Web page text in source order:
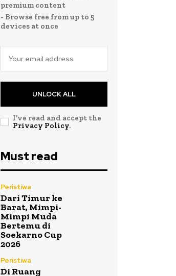
premium content
- Browse free from up to 5
devices at once
UNLOCK ALL
I've read and accept the
Privacy Policy.
Must read
Peristiwa
Dari Timur ke
Barat, Mimpi-
Mimpi Muda
Bertemu di
Soekarno Cup
2026
Peristiwa
Di Ruang